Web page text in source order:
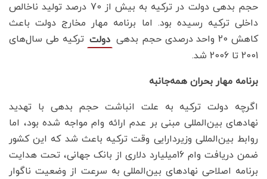
حجم بدهی دولت در ترکیه به بیش از 70 درصد تولید ناخالص
داخلی ترکیه رسیده بود. اما برنامه مهار مخارج دولت باعث
کاهش 20 واحد درصدی حجم بدهی
دولت ترکیه طی سال‌های
2001 تا 2006 شد.
برنامه‌ مهار بحران همه‌جانبه
اگرچه دولت ترکیه به علت انباشت حجم بدهی با تهدید
نهادهای بین‌المللی مبنی بر عدم ارائه وام مواجه شده بود، اما
روابط بین‌المللی وزیردارایی وقت ترکیه باعث شد که این کشور
ضمن دریافت وام 16میلیارد دلاری از بانک جهانی، تحت هدایت
برنامه اصلاحی نهادهای بین‌المللی به سرعت از وضعیت ناگوار